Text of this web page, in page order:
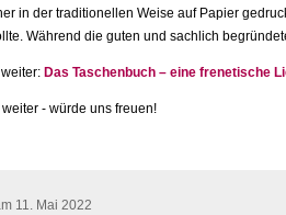
in der traditionellen Weise auf Papier
Während die guten und sachlich
Das Taschenbuch – eine frenetische
- würde uns freuen!
11. Mai 2022